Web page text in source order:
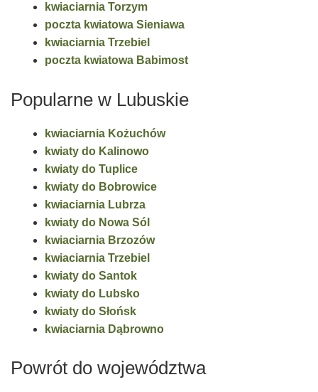
kwiaciarnia Torzym
poczta kwiatowa Sieniawa
kwiaciarnia Trzebiel
poczta kwiatowa Babimost
Popularne w Lubuskie
kwiaciarnia Kożuchów
kwiaty do Kalinowo
kwiaty do Tuplice
kwiaty do Bobrowice
kwiaciarnia Lubrza
kwiaty do Nowa Sól
kwiaciarnia Brzozów
kwiaciarnia Trzebiel
kwiaty do Santok
kwiaty do Lubsko
kwiaty do Słońsk
kwiaciarnia Dąbrowno
Powrót do województwa